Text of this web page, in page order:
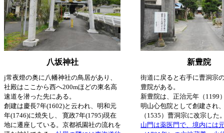
八坂神社 新豊院
j常夜燈の奥に八幡神社の鳥居があり、
社殿はここから西へ200mほどの東名高
速道を潜った先にある。
創建は慶長7年(1602)と云われ、明和元
年(1746)に焼失し、 寛政7年(1795)現在
地に遷座している。京都祇園社の流れを
街道に戻ると右手に曹洞宗
豊院がある。
新豊院は、正治元年（1199
明山心包院として創建され
（1535）曹洞宗に改宗した
山門は薬医門で、境内には